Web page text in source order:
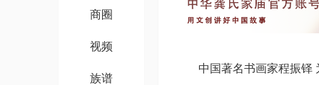
商圈
视频
族谱
中国著名书画家程振铎